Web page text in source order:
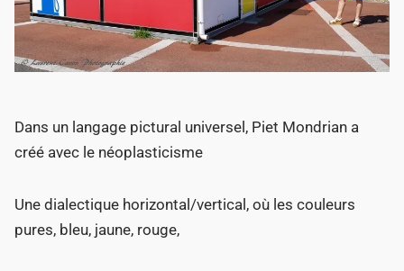
Dans un langage pictural universel, Piet Mondrian a
créé avec le néoplasticisme
Une dialectique horizontal/vertical, où les couleurs
pures, bleu, jaune, rouge,